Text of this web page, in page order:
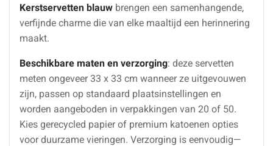
Kerstservetten blauw brengen een samenhangende,
verfijnde charme die van elke maaltijd een herinnering
maakt.
Beschikbare maten en verzorging: deze servetten
meten ongeveer 33 x 33 cm wanneer ze uitgevouwen
zijn, passen op standaard plaatsinstellingen en
worden aangeboden in verpakkingen van 20 of 50.
Kies gerecycled papier of premium katoenen opties
voor duurzame vieringen. Verzorging is eenvoudig—